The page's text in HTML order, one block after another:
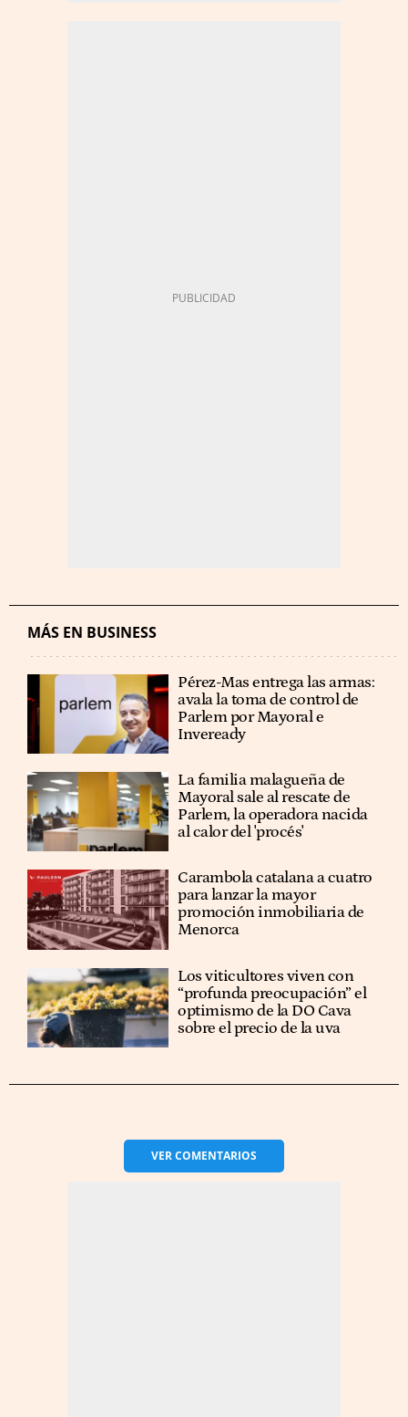
MÁS EN BUSINESS
Pérez-Mas entrega las armas:
avala la toma de control de
Parlem por Mayoral e
Inveready
La familia malagueña de
Mayoral sale al rescate de
Parlem, la operadora nacida
al calor del 'procés'
Carambola catalana a cuatro
para lanzar la mayor
promoción inmobiliaria de
Menorca
Los viticultores viven con
“profunda preocupación” el
optimismo de la DO Cava
sobre el precio de la uva
VERCOMENTARIOS